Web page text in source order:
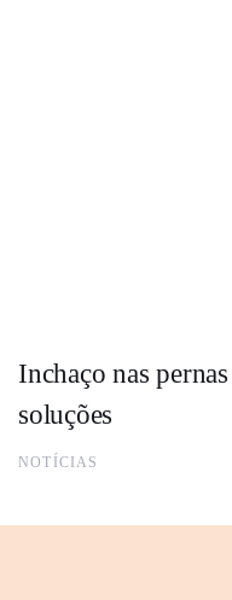
Inchaço nas
soluções
NOTÍCIAS